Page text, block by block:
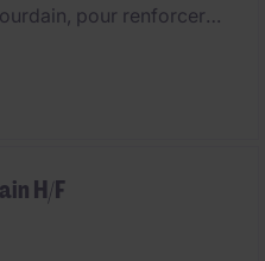
pour renforcer
contribue au suivi
supply chain.
H/F